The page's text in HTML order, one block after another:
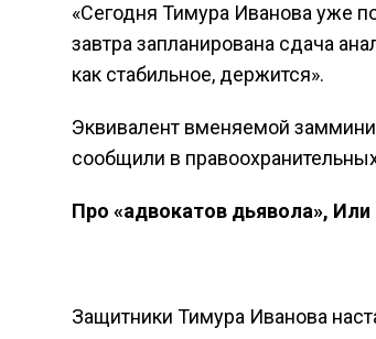
«Сегодня Тимура Иванова уже
завтра запланирована сдача
как стабильное, держится».
Эквивалент вменяемой
сообщили в
Про «адвокатов дьявола»,
Защитники Тимура Иванова